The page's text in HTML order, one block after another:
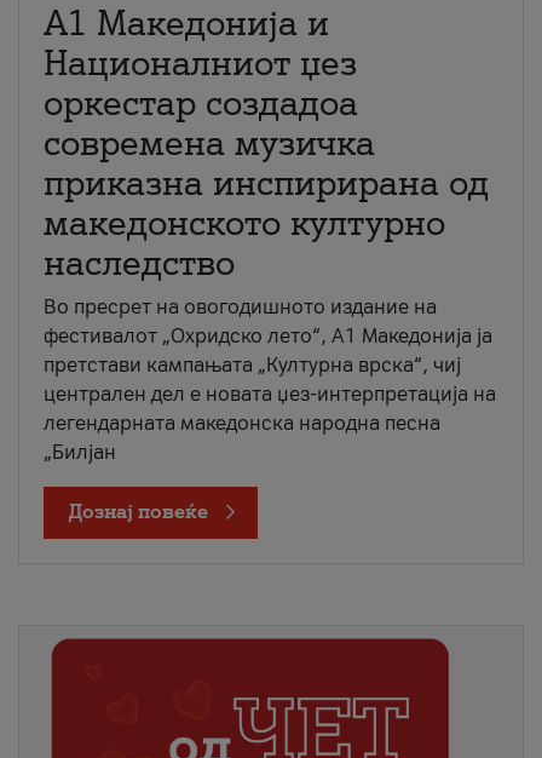
А1 Македонија и
Националниот џез
оркестар создадоа
современа музичка
приказна инспирирана од
македонското културно
наследство
Во пресрет на овогодишното издание на
фестивалот „Охридско лето“, А1 Македонија ја
претстави кампањата „Културна врска“, чиј
централен дел е новата џез-интерпретација на
легендарната македонска народна песна
„Билјан
Дознај повеќе